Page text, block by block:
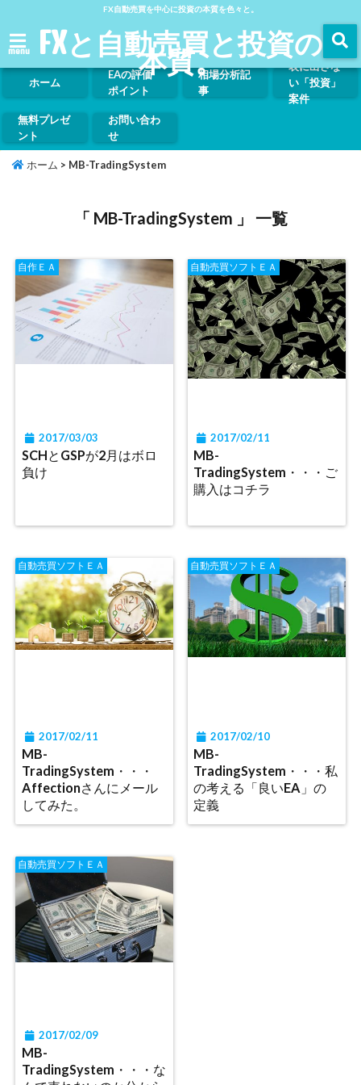
FX自動売買を中心に投資の本質を色々と。
menu FXと自動売買と投資の
本質。
ホーム
EAの評価
ポイント
相場分析記
事
表に出さな
い「投資」
案件
無料プレゼ
ント
お問い合わ
せ
ホーム > MB-TradingSystem
「 MB-TradingSystem 」 一覧
自作ＥＡ
2017/03/03
SCHとGSPが2月はボロ
負け
自動売買ソフトＥＡ
2017/02/11
MB-
TradingSystem・・・ご
購入はコチラ
自動売買ソフトＥＡ
2017/02/11
MB-
TradingSystem・・・
Affectionさんにメール
してみた。
自動売買ソフトＥＡ
2017/02/10
MB-
TradingSystem・・・私
の考える「良いEA」の
定義
自動売買ソフトＥＡ
2017/02/09
MB-
TradingSystem・・・な